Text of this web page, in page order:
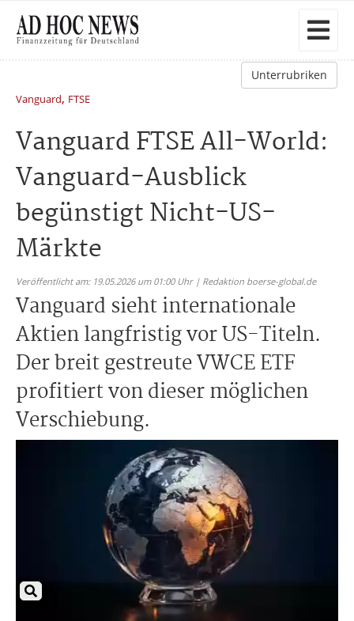
Unterrubriken
Vanguard, FTSE
Vanguard FTSE All-World:
Vanguard-Ausblick
begünstigt Nicht-US-
Märkte
Veröffentlicht am: 19.05.2026 um 01:00 Uhr | Redaktion boerse-global.de
Vanguard sieht internationale
Aktien langfristig vor US-Titeln.
Der breit gestreute VWCE ETF
profitiert von dieser möglichen
Verschiebung.